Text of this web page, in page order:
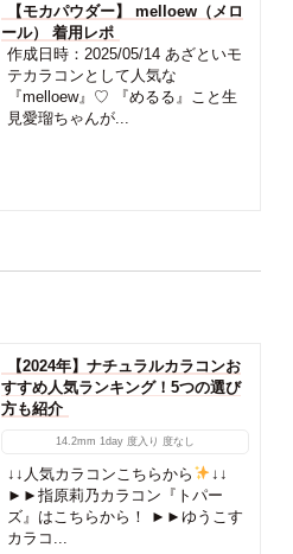
【モカパウダー】 melloew（メロ
ール） 着用レポ
作成日時：2025/05/14 あざといモ
テカラコンとして人気な
『melloew』♡ 『めるる』こと生
見愛瑠ちゃんが...
【2024年】ナチュラルカラコンお
すすめ人気ランキング！5つの選び
方も紹介
14.2mm 1day 度入り 度なし
↓↓人気カラコンこちらから
↓↓
►►指原莉乃カラコン『トパー
ズ』はこちらから！ ►►ゆうこす
カラコ...